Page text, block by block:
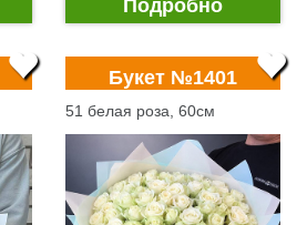
Подробно
Букет №1401
51 белая роза, 60см